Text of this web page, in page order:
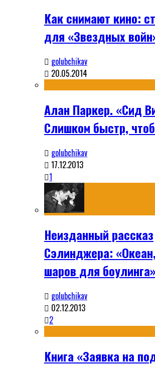
Как снимают кино:
для «Звездных
golubchikav
20.05.2014
Алан Паркер. «Сид
Слишком быстр,
golubchikav
17.12.2013
1
Неизданный рассказ
Сэлинджера:
шаров для
golubchikav
02.12.2013
2
Книга «Заявка на